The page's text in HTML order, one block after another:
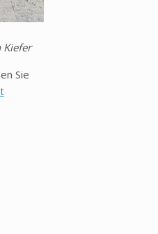
Kiefer
Sie